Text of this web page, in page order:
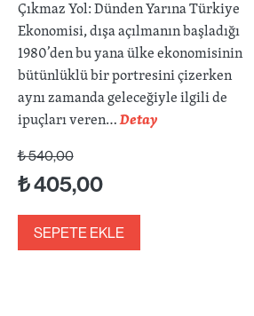
Çıkmaz Yol: Dünden Yarına Türkiye
Ekonomisi, dışa açılmanın başladığı
1980’den bu yana ülke ekonomisinin
bütünlüklü bir portresini çizerken
aynı zamanda geleceğiyle ilgili de
ipuçları veren…Detay
₺540,00
₺405,00
SEPETE EKLE